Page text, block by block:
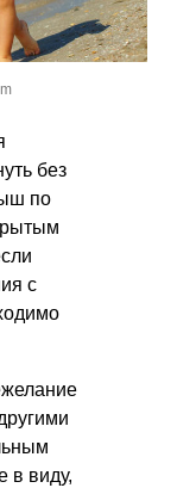
без
по
с
в виду,